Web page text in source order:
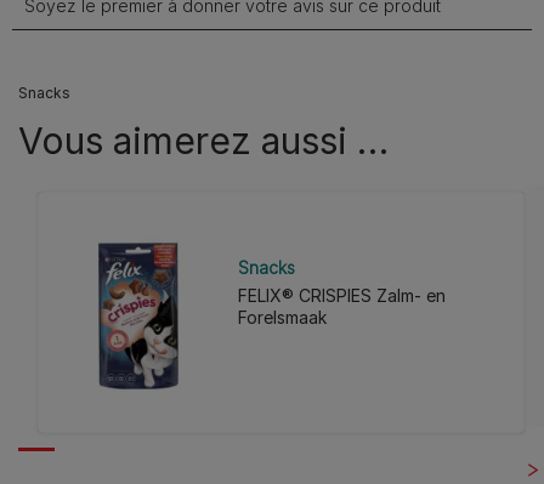
Snacks
Vous aimerez aussi …
Snacks
FELIX® CRISPIES Zalm- en
Forelsmaak